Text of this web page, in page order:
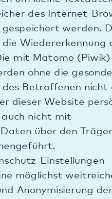
Rechner des Nutzers
an unsere Seite
wird sofort nach der
Speicherung
Sie als Nutzer die volle
von Cookies. Durch
in Ihrem
die Übertragung von
einschränken. Bereits
jederzeit gelöscht
erfolgen.
Einstellung Ihres
Widerspruch zur
Ihrer
verstanden. Hinweis: